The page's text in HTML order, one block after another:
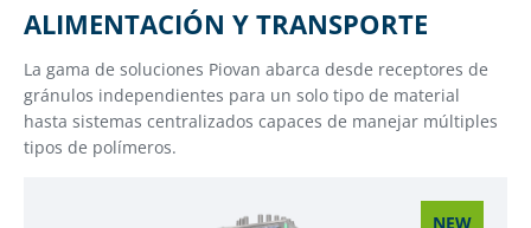
ALIMENTACIÓN Y TRANSPORTE
La gama de soluciones Piovan abarca desde receptores de
gránulos independientes para un solo tipo de material
hasta sistemas centralizados capaces de manejar múltiples
tipos de polímeros.
NEW